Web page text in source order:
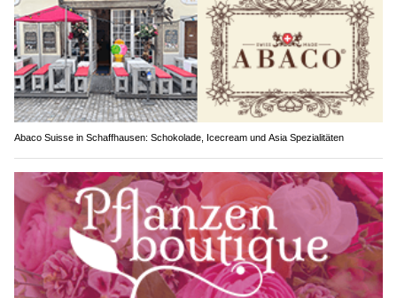
Abaco Suisse in Schaffhausen: Schokolade, Icecream und Asia Spezialitäten